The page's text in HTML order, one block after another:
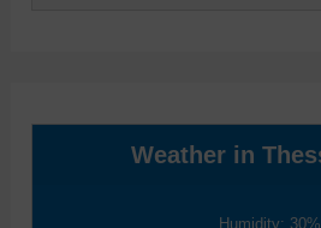
Weather in
Humidity: 30%